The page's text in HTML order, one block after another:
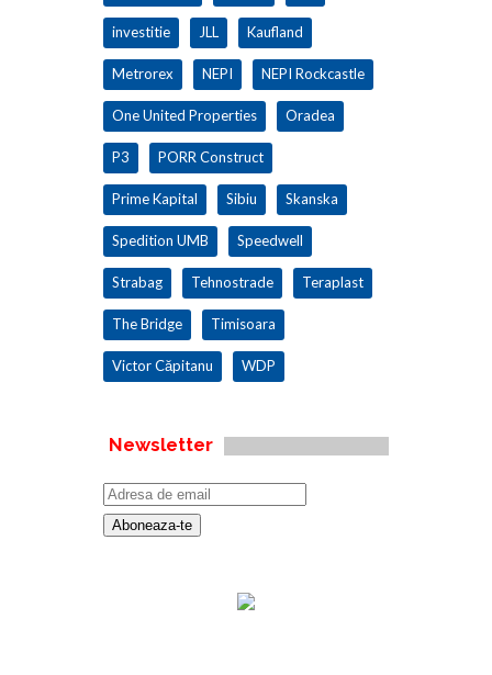
investitie JLL Kaufland
Metrorex NEPI NEPI Rockcastle
One United Properties Oradea
P3 PORR Construct
Prime Kapital Sibiu Skanska
Spedition UMB Speedwell
Strabag Tehnostrade Teraplast
The Bridge Timisoara
Victor Căpitanu WDP
Newsletter